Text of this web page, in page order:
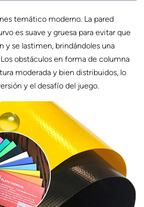
temático moderno. La pared
es suave y gruesa para evitar que
y se lastimen, brindándoles una
obstáculos en forma de columna
moderada y bien distribuidos, lo
y el desafío del juego.